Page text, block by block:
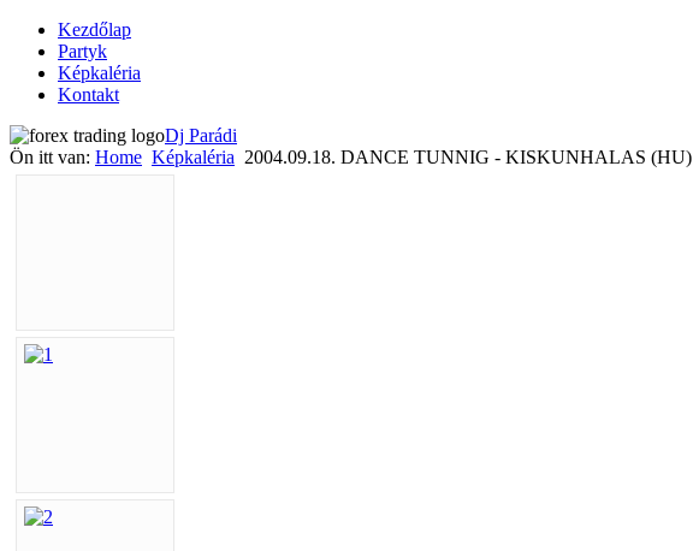
Kezdőlap
Partyk
Képkaléria
Kontakt
Dj Parádi
Ön itt van: Home Képkaléria 2004.09.18. DANCE TUNNIG - KISKUNHALAS (HU)